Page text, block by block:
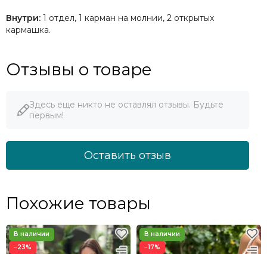
Внутри: 1 отдел, 1 карман на молнии, 2 открытых
кармашка.
Отзывы о товаре
Здесь еще никто не оставлял отзывы. Будьте
первым!
Оставить отзыв
Похожие товары
−23% −17%